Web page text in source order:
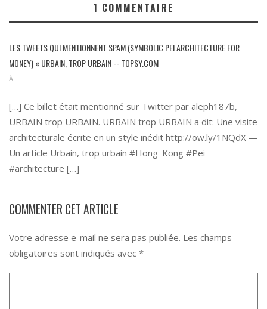
1 COMMENTAIRE
LES TWEETS QUI MENTIONNENT SPAM (SYMBOLIC PEI ARCHITECTURE FOR
MONEY) « URBAIN, TROP URBAIN -- TOPSY.COM
À
[…] Ce billet était mentionné sur Twitter par aleph187b,
URBAIN trop URBAIN. URBAIN trop URBAIN a dit: Une visite
architecturale écrite en un style inédit http://ow.ly/1NQdX —
Un article Urbain, trop urbain #Hong_Kong #Pei
#architecture […]
COMMENTER CET ARTICLE
Votre adresse e-mail ne sera pas publiée. Les champs
obligatoires sont indiqués avec *